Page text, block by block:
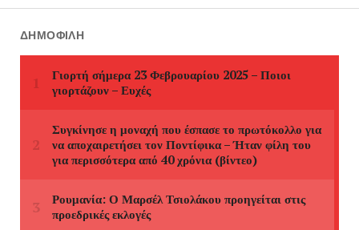
ΔΗΜΟΦΙΛΉ